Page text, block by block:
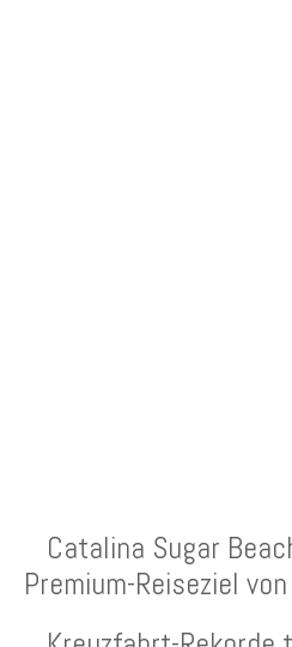
Catalina Sugar
Premium-Reiseziel